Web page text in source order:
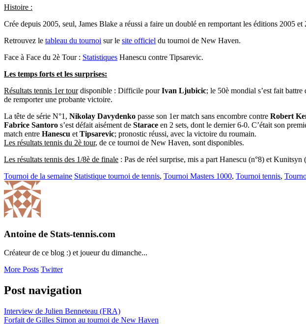
Histoire :
Crée depuis 2005, seul, James Blake a réussi a faire un doublé en remportant les éditions 2005 et
Retrouvez le tableau du tournoi sur le site officiel du tournoi de New Haven.
Face à Face du 2è Tour : Statistiques Hanescu contre Tipsarevic.
Les temps forts et les surprises:
Résultats tennis 1er tourdisponible : Difficile pourIvan Ljubicic; le 50è mondial s’est fait battre
de remporter une probante victoire.
La tête de série N°1, Nikolay Davydenko passe son 1er match sans encombre contre Robert
Fabrice Santoro s’est défait aisément de Starace en 2 sets, dont le dernier 6-0. C’était son
match entre Hanescu et Tipsarevic; pronostic réussi, avec la victoire du roumain.
Les résultats tennis du 2è tour, de ce tournoi de New Haven, sont disponibles.
Les résultats tennis des 1/8è de finale : Pas de réel surprise, mis a part Hanescu (n°8) et Kunitsyn
Tournoi de la semaine Statistique tournoi de tennis, Tournoi Masters 1000, Tournoi tennis,
Antoine de Stats-tennis.com
Créateur de ce blog :) et joueur du dimanche...
More Posts Twitter
Post navigation
Interview de Julien Benneteau (FRA)
Forfait de Gilles Simon au tournoi de New Haven